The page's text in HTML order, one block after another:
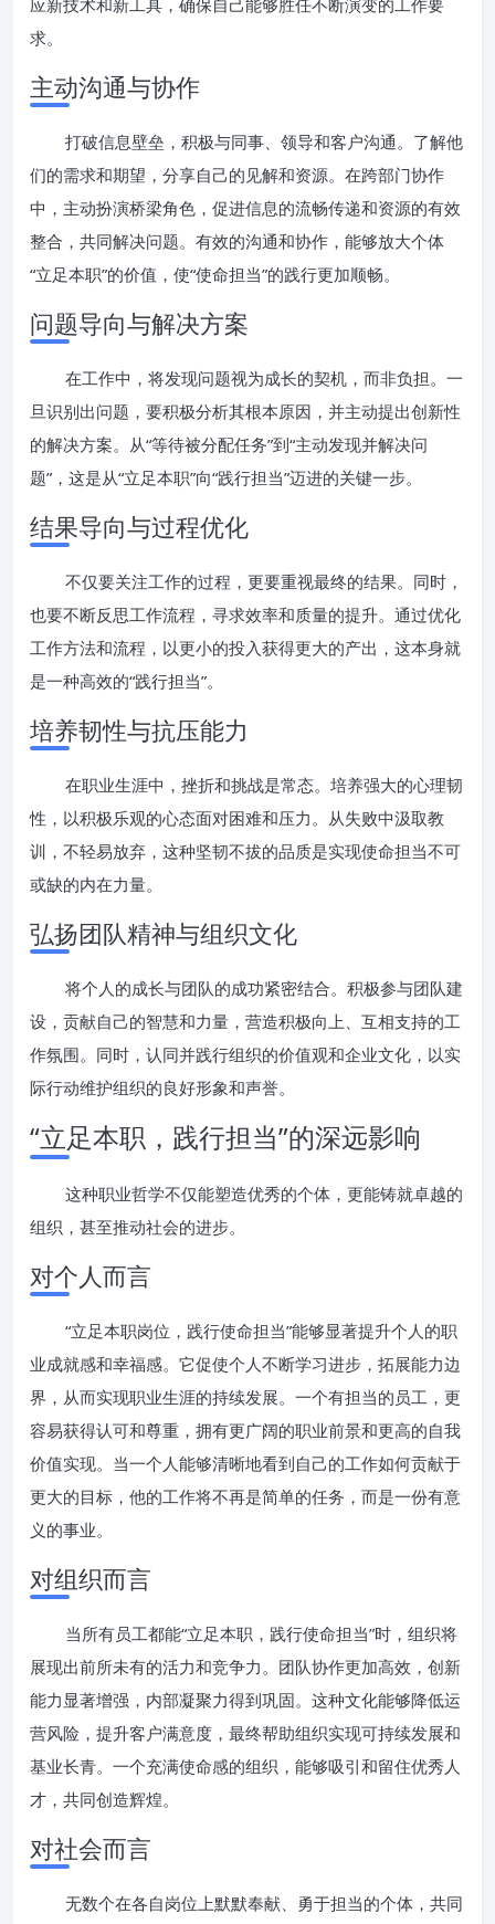
应新技术和新工具，确保自己能够胜任不断演变的工作要
求。
主动沟通与协作
打破信息壁垒，积极与同事、领导和客户沟通。了解他
们的需求和期望，分享自己的见解和资源。在跨部门协作
中，主动扮演桥梁角色，促进信息的流畅传递和资源的有效
整合，共同解决问题。有效的沟通和协作，能够放大个体
“立足本职”的价值，使“使命担当”的践行更加顺畅。
问题导向与解决方案
在工作中，将发现问题视为成长的契机，而非负担。一
旦识别出问题，要积极分析其根本原因，并主动提出创新性
的解决方案。从“等待被分配任务”到“主动发现并解决问
题”，这是从“立足本职”向“践行担当”迈进的关键一步。
结果导向与过程优化
不仅要关注工作的过程，更要重视最终的结果。同时，
也要不断反思工作流程，寻求效率和质量的提升。通过优化
工作方法和流程，以更小的投入获得更大的产出，这本身就
是一种高效的“践行担当”。
培养韧性与抗压能力
在职业生涯中，挫折和挑战是常态。培养强大的心理韧
性，以积极乐观的心态面对困难和压力。从失败中汲取教
训，不轻易放弃，这种坚韧不拔的品质是实现使命担当不可
或缺的内在力量。
弘扬团队精神与组织文化
将个人的成长与团队的成功紧密结合。积极参与团队建
设，贡献自己的智慧和力量，营造积极向上、互相支持的工
作氛围。同时，认同并践行组织的价值观和企业文化，以实
际行动维护组织的良好形象和声誉。
“立足本职，践行担当”的深远影响
这种职业哲学不仅能塑造优秀的个体，更能铸就卓越的
组织，甚至推动社会的进步。
对个人而言
“立足本职岗位，践行使命担当”能够显著提升个人的职
业成就感和幸福感。它促使个人不断学习进步，拓展能力边
界，从而实现职业生涯的持续发展。一个有担当的员工，更
容易获得认可和尊重，拥有更广阔的职业前景和更高的自我
价值实现。当一个人能够清晰地看到自己的工作如何贡献于
更大的目标，他的工作将不再是简单的任务，而是一份有意
义的事业。
对组织而言
当所有员工都能“立足本职，践行使命担当”时，组织将
展现出前所未有的活力和竞争力。团队协作更加高效，创新
能力显著增强，内部凝聚力得到巩固。这种文化能够降低运
营风险，提升客户满意度，最终帮助组织实现可持续发展和
基业长青。一个充满使命感的组织，能够吸引和留住优秀人
才，共同创造辉煌。
对社会而言
无数个在各自岗位上默默奉献、勇于担当的个体，共同